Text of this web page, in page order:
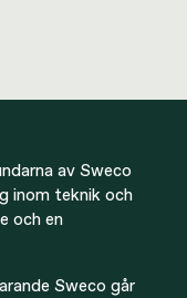
av Sweco
inom teknik och
och en
Sweco går